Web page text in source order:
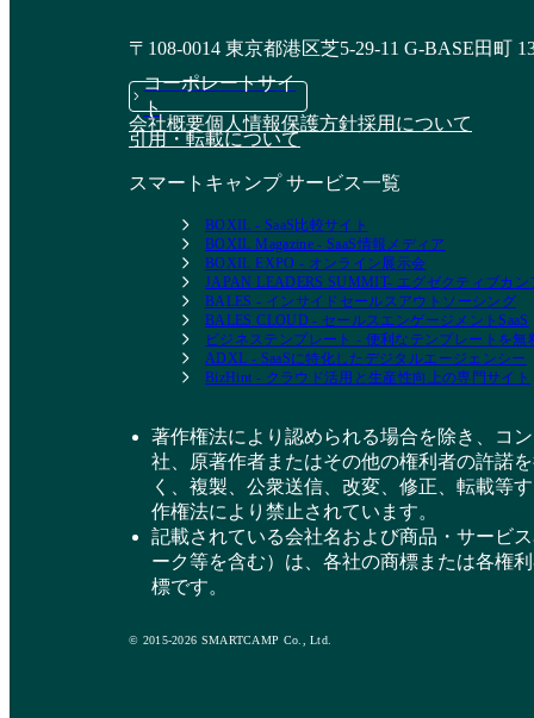
〒108-0014 東京都港区芝5-29-11 G-BASE田町
コーポレートサイ
ト
会社概要個人情報保護方針採用について
引用・転載について
スマートキャンプ サービス一覧
BOXIL - SaaS比較サイト
BOXIL Magazine - SaaS情報メディア
BOXIL EXPO - オンライン展示会
JAPAN LEADERS SUMMIT- エグゼクティブカン
BALES - インサイドセールスアウトソーシング
BALES CLOUD - セールスエンゲージメントSaaS
ビジネステンプレート - 便利なテンプレートを無
ADXL - SaaSに特化したデジタルエージェンシー
BizHint - クラウド活用と生産性向上の専門サイト
著作権法により認められる場合を除き、コ
社、原著作者またはその他の権利者の許諾
く、複製、公衆送信、改変、修正、転載等
作権法により禁止されています。
記載されている会社名および商品・サービ
ーク等を含む）は、各社の商標または各権
標です。
© 2015-2026 SMARTCAMP Co., Ltd.